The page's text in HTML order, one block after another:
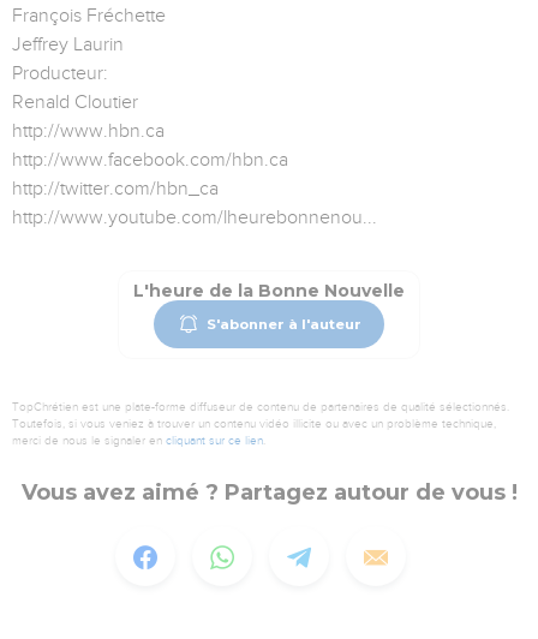
François Fréchette
Jeffrey Laurin
Producteur:
Renald Cloutier
http://www.hbn.ca
http://www.facebook.com/hbn.ca
http://twitter.com/hbn_ca
http://www.youtube.com/lheurebonnenou...
L'heure de la Bonne Nouvelle
S'abonner à l'auteur
TopChrétien est une plate-forme diffuseur de contenu de partenaires de qualité sélectionnés.
Toutefois, si vous veniez à trouver un contenu vidéo illicite ou avec un problème technique,
merci de nous le signaler en cliquant sur ce lien.
Vous avez aimé ? Partagez autour de vous !